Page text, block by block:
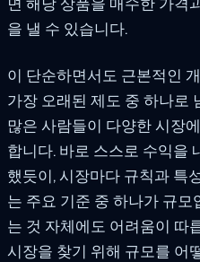
을 낼 수 있습니다.
이 단순하면서도 근본적인
가장 오래된 제도 중 하나로
많은 사람들이 다양한 시장
합니다. 바로 스스로 수익을
했듯이, 시장마다 규칙과 특
는 주요 기준 중 하나가 규
는 것 자체에도 어려움이 따
시장을 찾기 위해 규모를 어